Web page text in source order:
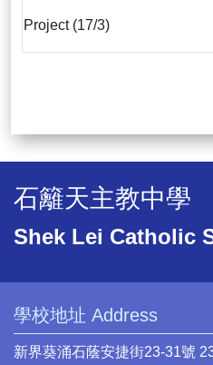
Project (17/3)
石籬天主教中學
Shek Lei Catholic
學校地址 Address
新界葵涌石蔭安捷街23-31號